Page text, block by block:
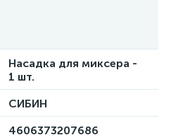
Насадка для миксера -
1 шт.
СИБИН
4606373207686